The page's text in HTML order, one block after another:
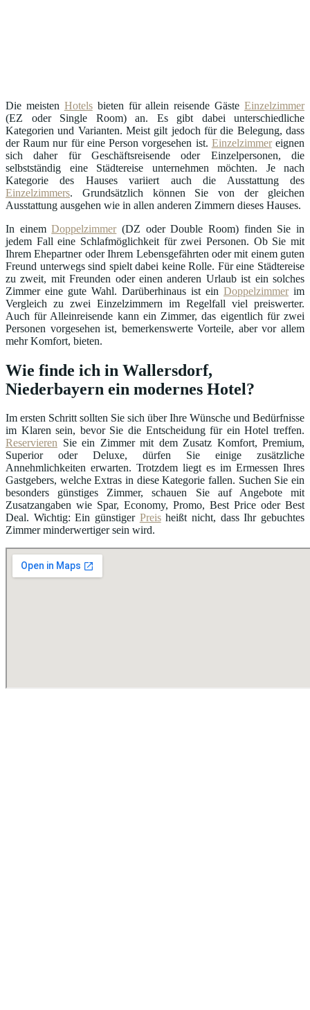
Die meisten Hotelsbieten für allein reisende Gäste Einzelzimmer
(EZ oder Single Room) an. Es gibt dabei unterschiedliche
Kategorien und Varianten. Meist gilt jedoch für die Belegung, dass
der Raum nur für eine Person vorgesehen ist. Einzelzimmereignen
sich daher für Geschäftsreisende oder Einzelpersonen, die
selbstständig eine Städtereise unternehmen möchten. Je nach
Kategorie des Hauses variiert auch die Ausstattung des
Einzelzimmers. Grundsätzlich können Sie von der gleichen
Ausstattung ausgehen wie in allen anderen Zimmern dieses Hauses.
In einemDoppelzimmer(DZ oder Double Room) finden Sie in
jedem Fall eine Schlafmöglichkeit für zwei Personen. Ob Sie mit
Ihrem Ehepartner oder Ihrem Lebensgefährten oder mit einem guten
Freund unterwegs sind spielt dabei keine Rolle. Für eine Städtereise
zu zweit, mit Freunden oder einen anderen Urlaub ist ein solches
Zimmer eine gute Wahl. Darüberhinaus ist ein Doppelzimmerim
Vergleich zu zwei Einzelzimmern im Regelfall viel preiswerter.
Auch für Alleinreisende kann ein Zimmer, das eigentlich für zwei
Personen vorgesehen ist, bemerkenswerte Vorteile, aber vor allem
mehr Komfort, bieten.
Wie finde ich in Wallersdorf,
Niederbayern ein modernes Hotel?
Im ersten Schritt sollten Sie sich über Ihre Wünsche und Bedürfnisse
im Klaren sein, bevor Sie die Entscheidung für ein Hotel treffen.
Reservieren Sie ein Zimmer mit dem Zusatz Komfort, Premium,
Superior oder Deluxe, dürfen Sie einige zusätzliche
Annehmlichkeiten erwarten. Trotzdem liegt es im Ermessen Ihres
Gastgebers, welche Extras in diese Kategorie fallen. Suchen Sie ein
besonders günstiges Zimmer, schauen Sie auf Angebote mit
Zusatzangaben wie Spar, Economy, Promo, Best Price oder Best
Deal. Wichtig: Ein günstiger Preisheißt nicht, dass Ihr gebuchtes
Zimmer minderwertiger sein wird.